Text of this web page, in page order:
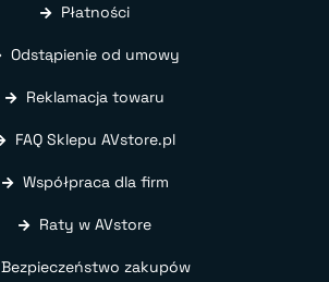
Płatności
Odstąpienie od umowy
Reklamacja towaru
FAQ Sklepu AVstore.pl
Współpraca dla firm
Raty w AVstore
Bezpieczeństwo zakupów